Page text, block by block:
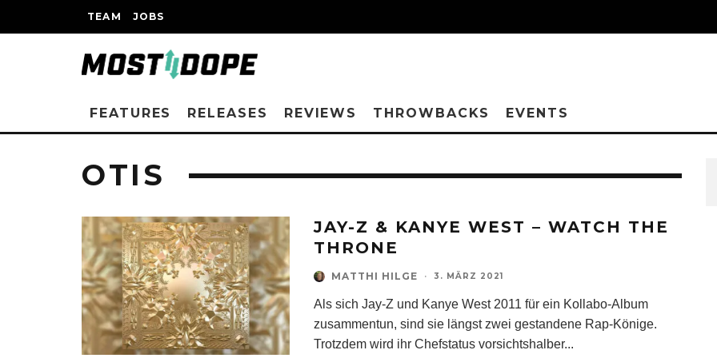
TEAM JOBS
FEATURES RELEASES REVIEWS THROWBACKS EVENTS
OTIS
JAY-Z & KANYE WEST – WATCH THE
THRONE
MATTHI HILGE · 3. MÄRZ 2021
Als sich Jay-Z und Kanye West 2011 für ein Kollabo-Album
zusammentun, sind sie längst zwei gestandene Rap-Könige.
Trotzdem wird ihr Chefstatus vorsichtshalber...